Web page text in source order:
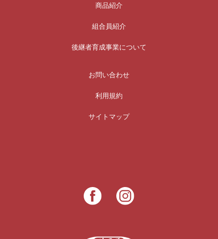
商品紹介
組合員紹介
後継者育成事業について
お問い合わせ
利用規約
サイトマップ